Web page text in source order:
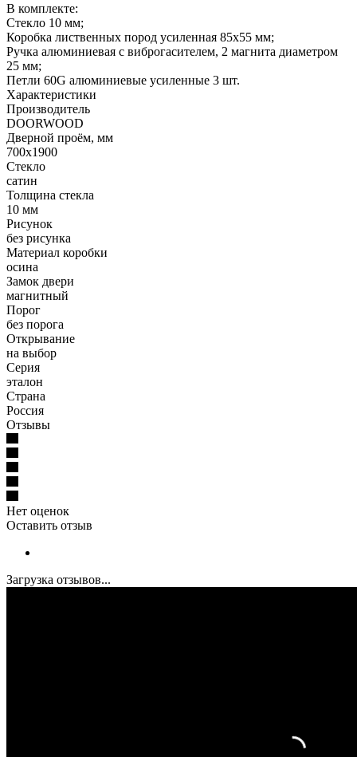
В комплекте:
Стекло 10 мм;
Коробка лиственных пород усиленная 85х55 мм;
Ручка алюминиевая с виброгасителем, 2 магнита диаметром
25 мм;
Петли 60G алюминиевые усиленные 3 шт.
Характеристики
Производитель
DOORWOOD
Дверной проём, мм
700х1900
Стекло
сатин
Толщина стекла
10 мм
Рисунок
без рисунка
Материал коробки
осина
Замок двери
магнитный
Порог
без порога
Открывание
на выбор
Серия
эталон
Страна
Россия
Отзывы
Нет оценок
Оставить отзыв
Загрузка отзывов...